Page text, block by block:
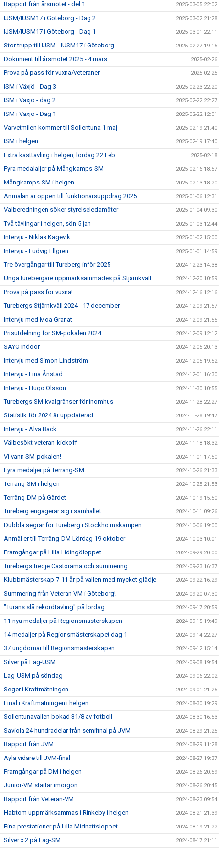
Rapport från årsmötet - del 1 2025-03-05 22:02
IJSM/IUSM17 i Göteborg - Dag 2 2025-03-02 21:28
IJSM/IUSM17 i Göteborg - Dag 1 2025-03-01 22:11
Stor trupp till IJSM - IUSM17 i Göteborg 2025-02-27 19:15
Dokument till årsmötet 2025 - 4 mars 2025-02-26
Prova på pass för vuxna/veteraner 2025-02-25
ISM i Växjö - Dag 3 2025-02-23 22:20
ISM i Växjö - dag 2 2025-02-22 22:27
ISM i Växjö - Dag 1 2025-02-22 12:01
Varvetmilen kommer till Sollentuna 1 maj 2025-02-19 21:40
ISM i helgen 2025-02-19 17:40
Extra kasttävling i helgen, lördag 22 Feb 2025-02-18
Fyra medalaljer på Mångkamps-SM 2025-02-16 18:57
Mångkamps-SM i helgen 2025-02-13 18:20
Anmälan är öppen till funktionärsuppdrag 2025 2025-01-06 12:31
Valberedningen söker styrelseledamöter 2025-01-04 09:30
Två tävlingar i helgen, sön 5 jan 2025-01-03 12:44
Intervju - Niklas Kagevik 2025-01-02 15:00
Intervju - Ludvig Ellgren 2025-01-01 14:59
Tre övergångar till Tureberg inför 2025 2024-12-23 14:38
Unga turebergare uppmärksammades på Stjärnkväll 2024-12-20 10:59
Prova på pass för vuxna! 2024-12-16 12:16
Turebergs Stjärnkväll 2024 - 17 december 2024-12-09 21:57
Intervju med Moa Granat 2024-12-09 21:55
Prisutdelning för SM-pokalen 2024 2024-12-09 12:12
SAYO Indoor 2024-12-05 20:13
Intervju med Simon Lindström 2024-12-05 19:52
Intervju - Lina Ånstad 2024-12-01 16:30
Intervju - Hugo Olsson 2024-11-30 10:55
Turebergs SM-kvalgränser för inomhus 2024-11-28 22:27
Statistik för 2024 är uppdaterad 2024-11-28 19:47
Intervju - Alva Back 2024-11-26 22:11
Välbesökt veteran-kickoff 2024-11-18 18:32
Vi vann SM-pokalen! 2024-11-01 17:50
Fyra medaljer på Terräng-SM 2024-10-26 21:33
Terräng-SM i helgen 2024-10-25 21:53
Terräng-DM på Gärdet 2024-10-19 15:50
Tureberg engagerar sig i samhället 2024-10-11 09:26
Dubbla segrar för Tureberg i Stockholmskampen 2024-10-06 19:00
Anmäl er till Terräng-DM Lördag 19 oktober 2024-10-03 10:01
Framgångar på Lilla Lidingöloppet 2024-09-29 20:00
Turebergs tredje Castorama och summering 2024-09-23 16:37
Klubbmästerskap 7-11 år på vallen med mycket glädje 2024-09-22 16:29
Summering från Veteran VM i Göteborg! 2024-09-20 07:30
"Turans slå rekordtävling" på lördag 2024-09-17 20:59
11 nya medaljer på Regionsmästerskapen 2024-09-15 19:49
14 medaljer på Regionsmästerskapet dag 1 2024-09-14 22:27
37 ungdomar till Regionsmästerskapen 2024-09-12 15:14
Silver på Lag-USM 2024-09-08 19:54
Lag-USM på söndag 2024-09-06 22:02
Seger i Kraftmätningen 2024-09-01 21:25
Final i Kraftmätningen i helgen 2024-08-30 19:29
Sollentunavallen bokad 31/8 av fotboll 2024-08-30 16:53
Saviola 24 hundradelar från semifinal på JVM 2024-08-29 21:25
Rapport från JVM 2024-08-29 11:28
Ayla vidare till JVM-final 2024-08-27 19:37
Framgångar på DM i helgen 2024-08-26 20:59
Junior-VM startar imorgon 2024-08-26 20:45
Rapport från Veteran-VM 2024-08-23 09:54
Habtom uppmärksammas i Rinkeby i helgen 2024-08-21 21:39
Fina prestationer på Lilla Midnattsloppet 2024-08-19 21:22
Silver x 2 på Lag-SM 2024-08-17 21:11